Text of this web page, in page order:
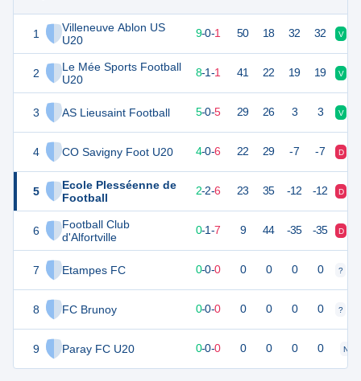
1
Villeneuve Ablon US
U20
2
Le Mée Sports Football
U20
3 AS Lieusaint Football
4 CO Savigny Foot U20
5
Ecole Plesséenne de
Football
6
Football Club
d'Alfortville
7 Etampes FC
8 FC Brunoy
9 Paray FC U20
27 9-0-1 50 18 32 32 V
25 10 8-1-1 41 22 19 19 V
15 10 5-0-5 29 26 3 3 V
12 10 4-0-6 22 29 -7 -7 D
8 10 2-2-6 23 35 -12 -12 D
0-1-7 9 44 -35 -35 D
0-0-0 0 0 0 0 ?
0-0-0 0 0 0 0 ?
0-0-0 0 0 0 0 N